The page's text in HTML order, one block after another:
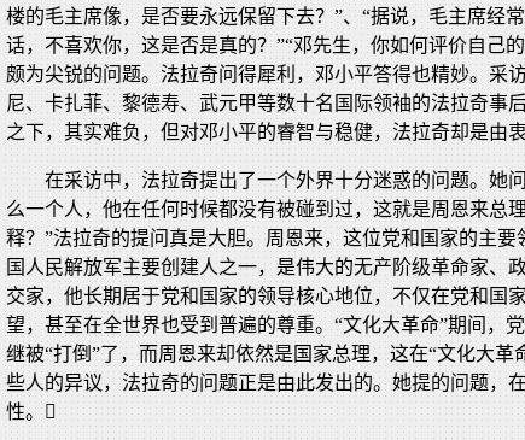
楼的毛主席像，是否要永远保留下去？”、“据说，毛主席经
话，不喜欢你，这是否是真的？”“邓先生，你如何评价自己
颇为尖锐的问题。法拉奇问得犀利，邓小平答得也精妙。采
尼、卡扎菲、黎德寿、武元甲等数十名国际领袖的法拉奇事
之下，其实难负，但对邓小平的睿智与稳健，法拉奇却是由
在采访中，法拉奇提出了一个外界十分迷惑的问题。她
么一个人，他在任何时候都没有被碰到过，这就是周恩来总
释？”法拉奇的提问真是大胆。周恩来，这位党和国家的主要
国人民解放军主要创建人之一，是伟大的无产阶级革命家、
交家，他长期居于党和国家的领导核心地位，不仅在党和国
望，甚至在全世界也受到普遍的尊重。“文化大革命”期间，
继被“打倒”了，而周恩来却依然是国家总理，这在“文化大革
些人的异议，法拉奇的问题正是由此发出的。她提的问题，
性。